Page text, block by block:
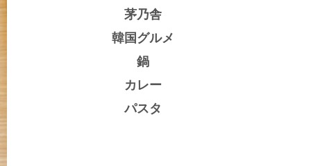
茅乃舎
韓国グルメ
鍋
カレー
パスタ